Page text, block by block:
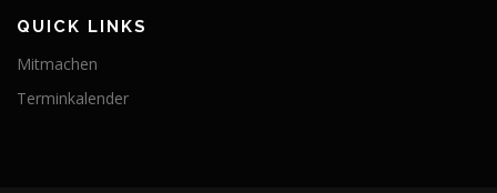
QUICK LINKS
Mitmachen
Terminkalender